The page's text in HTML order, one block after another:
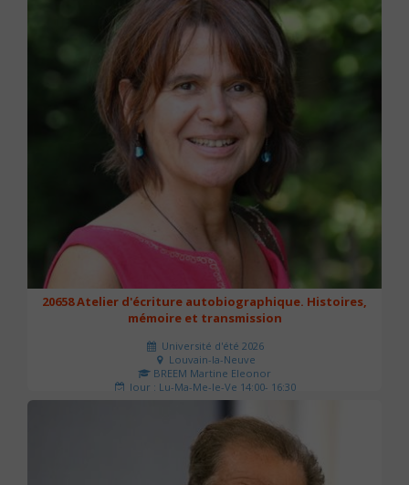
20658 Atelier d'écriture autobiographique. Histoires,
mémoire et transmission
Université d'été 2026
Louvain-la-Neuve
BREEM Martine Eleonor
Jour : Lu-Ma-Me-Je-Ve 14:00- 16:30
Nombre de séances : 3